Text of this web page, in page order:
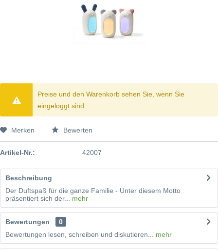
Preise und den Warenkorb sehen Sie, wenn Sie
eingeloggt sind.
Merken Bewerten
Artikel-Nr.: 42007
Beschreibung
Der Duftspaß für die ganze Familie - Unter diesem Motto
präsentiert sich der... mehr
Bewertungen
0
Bewertungen lesen, schreiben und diskutieren... mehr